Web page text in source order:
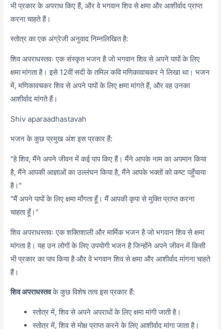
भी प्रकार के अपराध किए हैं, और वे भगवान शिव से क्षमा और आशीर्वाद प्राप्त
करना चाहते हैं।
स्तोत्र का एक अंग्रेजी अनुवाद निम्नलिखित है:
शिव अपराधस्तवः एक संस्कृत भजन है जो भगवान शिव से अपने पापों के लिए
क्षमा मांगता है। इसे 12वीं सदी के तमिल कवि मणिकावाचकर ने लिखा था। भजन
में, मणिकावचकर शिव से अपने पापों के लिए क्षमा मांगते हैं, और वह उनका
आशीर्वाद मांगते हैं।
Shiv aparaadhastavah
भजन के कुछ प्रमुख अंश इस प्रकार हैं:
"हे शिव, मैंने अपने जीवन में कई पाप किए हैं। मैंने आपके नाम का अपमान किया
है, मैंने आपकी आज्ञाओं का उल्लंघन किया है, मैंने आपके भक्तों को कष्ट पहुँचाया
है।"
"मैं अपने पापों के लिए क्षमा माँगता हूँ। मैं आपकी कृपा से मुक्ति प्राप्त करना
चाहता हूँ।"
शिव अपराधस्तवः एक शक्तिशाली और मार्मिक भजन है जो भगवान शिव से क्षमा
मांगता है। यह उन लोगों के लिए उपयोगी भजन है जिन्होंने अपने जीवन में किसी
भी प्रकार का पाप किया है और वे भगवान शिव से क्षमा और आशीर्वाद मांगना चाहते
हैं।
शिव अपराधस्तवके कुछ विशेष तत्व इस प्रकार हैं:
स्तोत्र में, शिव से अपने अपराधों के लिए क्षमा मांगी जाती है।
स्तोत्र में, शिव से मोक्ष प्राप्त करने के लिए आशीर्वाद मांगा जाता है।